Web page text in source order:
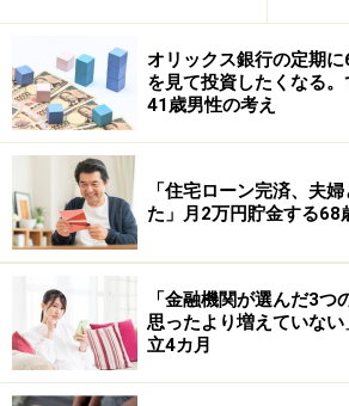
今後について、「夫の収入の予算
に、あまり水準はあげず、自分の収
ようにしてそちらを貯金などに回せ
とコメント。
生活のやりくりのポイントや節約術
把握すること、予算を決めること、
すること。でもあまりカッチリし過
だり多少予算がオーバーしてもマイ
ればまぁいいや、と心の余裕を持つ
ました。
オリックス銀行の定期
を見て投資したくなる。
41歳男性の考え
「住宅ローン完済、夫
た」月2万円貯金する68
「金融機関が選んだ3つ
思ったより増えていな
立4カ月